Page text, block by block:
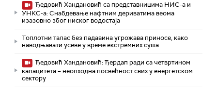
Ђедовић Хандановић са представницима НИС-а и
УНКС-а: Снабдевање нафтним дериватима веома
изазовно због ниског водостаја
Топлотни талас без падавина угрожава приносе, како
наводњавати усеве у време екстремних суша
Ђедовић Хандановић: Ђердап ради са четвртином
капацитета – неопходна посвећност свих у енергетском
сектору